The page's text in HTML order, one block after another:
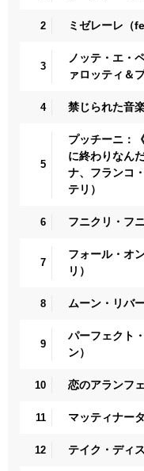
2 ミゼレーレ（
3
ノッテ・エ・
ァロッティ＆
4 禁じられた音
5
プッチーニ：
に終わりなん
ナ、フランコ
テリ）
6 フニクリ・フ
7
フォール・オ
リ）
8 ムーン・リバ
9
パーフェクト
ン）
10 恋のアランフ
11 マッティナー
12 テイク・ディ